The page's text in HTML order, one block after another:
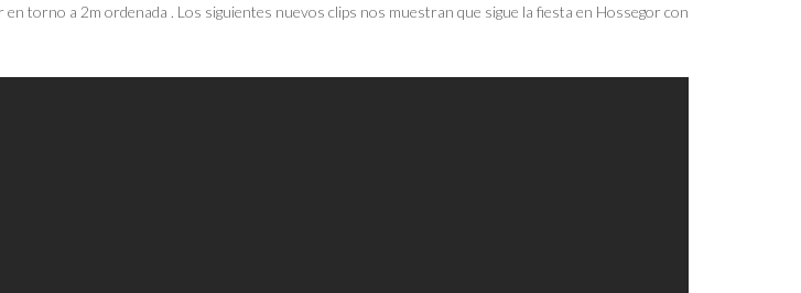
torno a 2m ordenada . Los siguientes nuevos clips nos muestran que sigue la fiesta en Hossegor con